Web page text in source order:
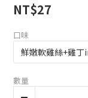
NT$27
口味
數量